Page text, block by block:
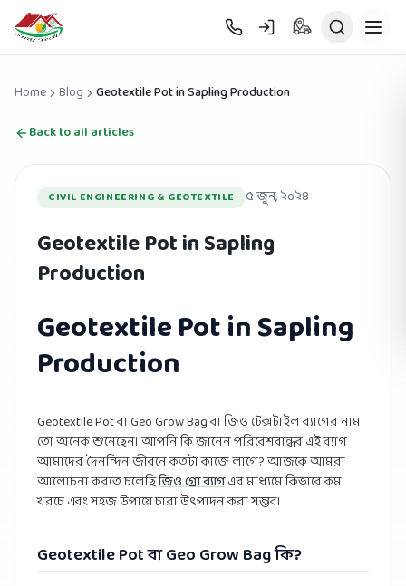
Skip to main content
Home Blog
Geotextile Pot in Sapling Production
Back to all articles
CIVIL ENGINEERING & GEOTEXTILE ৫ জুন, ২০২৪
Geotextile Pot in Sapling
Production
Geotextile Pot in Sapling
Production
Geotextile Pot বা Geo Grow Bag বা জিও টেক্সটাইল ব্যাগের নাম
তো অনেক শুনেছেন। আপনি কি জানেন পরিবেশবান্ধব এই ব্যাগ
আমাদের দৈনন্দিন জীবনে কতটা কাজে লাগে? আজকে আমরা
আলোচনা করতে চলেছিজিও গ্রো ব্যাগএর মাধ্যমে কিভাবে কম
খরচে এবং সহজ উপায়ে চারা উৎপাদন করা সম্ভব।
Geotextile Pot বাGeo Grow Bag কি?